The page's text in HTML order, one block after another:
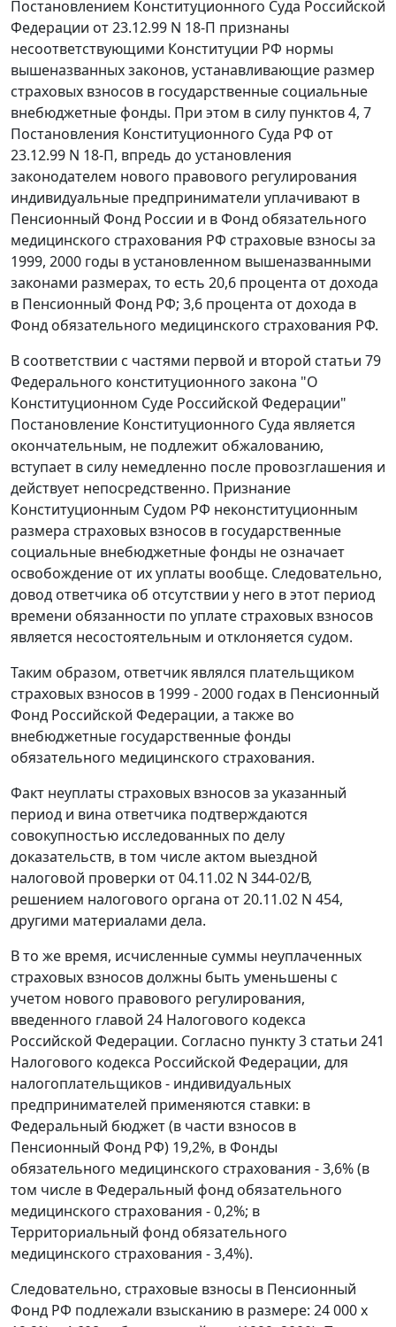
Постановлением Конституционного Суда Российской
Федерации от 23.12.99 N 18-П признаны
несоответствующими Конституции РФ нормы
вышеназванных законов, устанавливающие размер
страховых взносов в государственные социальные
внебюджетные фонды. При этом в силу пунктов 4, 7
Постановления Конституционного Суда РФ от
23.12.99 N 18-П, впредь до установления
законодателем нового правового регулирования
индивидуальные предприниматели уплачивают в
Пенсионный Фонд России и в Фонд обязательного
медицинского страхования РФ страховые взносы за
1999, 2000 годы в установленном вышеназванными
законами размерах, то есть 20,6 процента от дохода
в Пенсионный Фонд РФ; 3,6 процента от дохода в
Фонд обязательного медицинского страхования РФ.
В соответствии с частями первой и второй статьи 79
Федерального конституционного закона "О
Конституционном Суде Российской Федерации"
Постановление Конституционного Суда является
окончательным, не подлежит обжалованию,
вступает в силу немедленно после провозглашения и
действует непосредственно. Признание
Конституционным Судом РФ неконституционным
размера страховых взносов в государственные
социальные внебюджетные фонды не означает
освобождение от их уплаты вообще. Следовательно,
довод ответчика об отсутствии у него в этот период
времени обязанности по уплате страховых взносов
является несостоятельным и отклоняется судом.
Таким образом, ответчик являлся плательщиком
страховых взносов в 1999 - 2000 годах в Пенсионный
Фонд Российской Федерации, а также во
внебюджетные государственные фонды
обязательного медицинского страхования.
Факт неуплаты страховых взносов за указанный
период и вина ответчика подтверждаются
совокупностью исследованных по делу
доказательств, в том числе актом выездной
налоговой проверки от 04.11.02 N 344-02/В,
решением налогового органа от 20.11.02 N 454,
другими материалами дела.
В то же время, исчисленные суммы неуплаченных
страховых взносов должны быть уменьшены с
учетом нового правового регулирования,
введенного главой 24 Налогового кодекса
Российской Федерации. Согласно пункту 3 статьи 241
Налогового кодекса Российской Федерации, для
налогоплательщиков - индивидуальных
предпринимателей применяются ставки: в
Федеральный бюджет (в части взносов в
Пенсионный Фонд РФ) 19,2%, в Фонды
обязательного медицинского страхования - 3,6% (в
том числе в Федеральный фонд обязательного
медицинского страхования - 0,2%; в
Территориальный фонд обязательного
медицинского страхования - 3,4%).
Следовательно, страховые взносы в Пенсионный
Фонд РФ подлежали взысканию в размере: 24 000 х